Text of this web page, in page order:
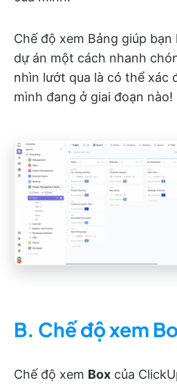
Chế độ xem Bảng giúp
dự án một cách nhanh
nhìn lướt qua là có thể xác
mình đang ở giai đoạn nào!
B. Chế độ xem
Chế độ xem Box của